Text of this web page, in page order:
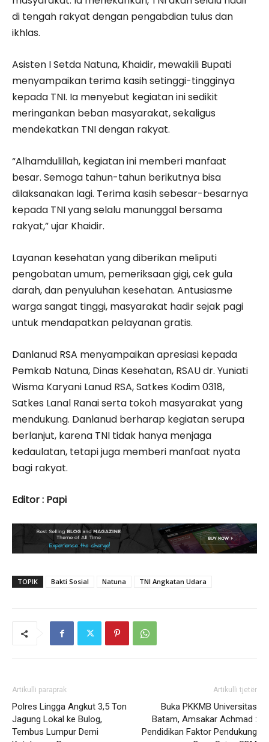
di tengah rakyat dengan pengabdian tulus dan
ikhlas.
Asisten I Setda Natuna, Khaidir, mewakili Bupati
menyampaikan terima kasih setinggi-tingginya
kepada TNI. Ia menyebut kegiatan ini sedikit
meringankan beban masyarakat, sekaligus
mendekatkan TNI dengan rakyat.
“Alhamdulillah, kegiatan ini memberi manfaat
besar. Semoga tahun-tahun berikutnya bisa
dilaksanakan lagi. Terima kasih sebesar-besarnya
kepada TNI yang selalu manunggal bersama
rakyat,” ujar Khaidir.
Layanan kesehatan yang diberikan meliputi
pengobatan umum, pemeriksaan gigi, cek gula
darah, dan penyuluhan kesehatan. Antusiasme
warga sangat tinggi, masyarakat hadir sejak pagi
untuk mendapatkan pelayanan gratis.
Danlanud RSA menyampaikan apresiasi kepada
Pemkab Natuna, Dinas Kesehatan, RSAU dr. Yuniati
Wisma Karyani Lanud RSA, Satkes Kodim 0318,
Satkes Lanal Ranai serta tokoh masyarakat yang
mendukung. Danlanud berharap kegiatan serupa
berlanjut, karena TNI tidak hanya menjaga
kedaulatan, tetapi juga memberi manfaat nyata
bagi rakyat.
Editor : Papi
TOPIK Bakti Sosial Natuna TNI Angkatan Udara
Artikulli paraprak
Polres Lingga Angkut 3,5 Ton
Jagung Lokal ke Bulog,
Tembus Lumpur Demi
Artikulli tjetër
Buka PKKMB Universitas
Batam, Amsakar Achmad :
Pendidikan Faktor Pendukung